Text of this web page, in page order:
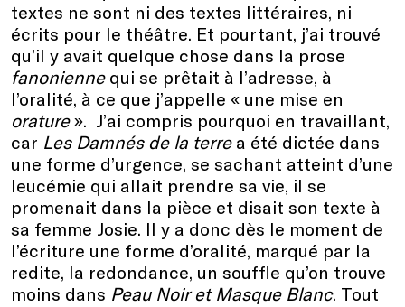
textes ne sont ni des textes littéraires, ni
écrits pour le théâtre. Et pourtant, j’ai trouvé
qu’il y avait quelque chose dans la prose
fanoniennequi se prêtait à l’adresse, à
l’oralité, à ce que j’appelle « une mise en
orature». J’ai compris pourquoi en travaillant,
car Les Damnés de la terre a été dictée dans
une forme d’urgence, se sachant atteint d’une
leucémie qui allait prendre sa vie, il se
promenait dans la pièce et disait son texte à
sa femme Josie. Il y a donc dès le moment de
l’écriture une forme d’oralité, marqué par la
redite, la redondance, un souffle qu’on trouve
moins dans Peau Noir et Masque Blanc. Tout